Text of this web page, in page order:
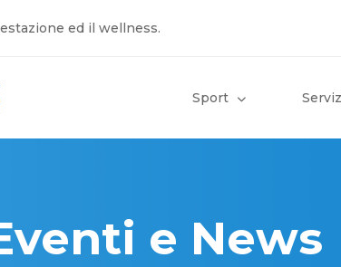
ed il wellness.
Sport
e News